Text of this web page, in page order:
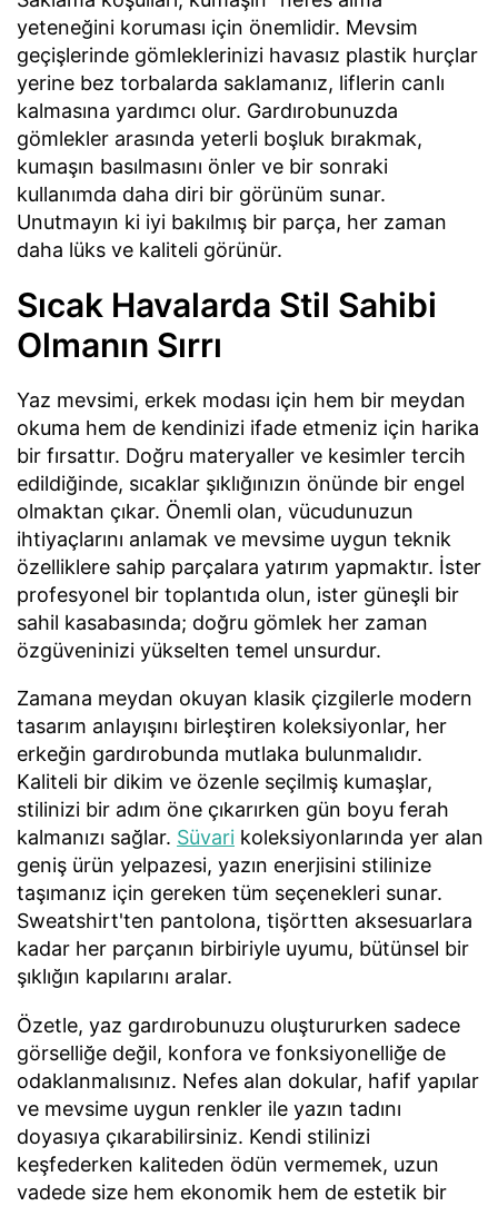
yeteneğini koruması için önemlidir. Mevsim
geçişlerinde gömleklerinizi havasız plastik hurçlar
yerine bez torbalarda saklamanız, liflerin canlı
kalmasına yardımcı olur. Gardırobunuzda
gömlekler arasında yeterli boşluk bırakmak,
kumaşın basılmasını önler ve bir sonraki
kullanımda daha diri bir görünüm sunar.
Unutmayın ki iyi bakılmış bir parça, her zaman
daha lüks ve kaliteli görünür.
Sıcak Havalarda Stil Sahibi
Olmanın Sırrı
Yaz mevsimi, erkek modası için hem bir meydan
okuma hem de kendinizi ifade etmeniz için harika
bir fırsattır. Doğru materyaller ve kesimler tercih
edildiğinde, sıcaklar şıklığınızın önünde bir engel
olmaktan çıkar. Önemli olan, vücudunuzun
ihtiyaçlarını anlamak ve mevsime uygun teknik
özelliklere sahip parçalara yatırım yapmaktır. İster
profesyonel bir toplantıda olun, ister güneşli bir
sahil kasabasında; doğru gömlek her zaman
özgüveninizi yükselten temel unsurdur.
Zamana meydan okuyan klasik çizgilerle modern
tasarım anlayışını birleştiren koleksiyonlar, her
erkeğin gardırobunda mutlaka bulunmalıdır.
Kaliteli bir dikim ve özenle seçilmiş kumaşlar,
stilinizi bir adım öne çıkarırken gün boyu ferah
kalmanızı sağlar. Süvari koleksiyonlarında yer alan
geniş ürün yelpazesi, yazın enerjisini stilinize
taşımanız için gereken tüm seçenekleri sunar.
Sweatshirt'ten pantolona, tişörtten aksesuarlara
kadar her parçanın birbiriyle uyumu, bütünsel bir
şıklığın kapılarını aralar.
Özetle, yaz gardırobunuzu oluştururken sadece
görselliğe değil, konfora ve fonksiyonelliğe de
odaklanmalısınız. Nefes alan dokular, hafif yapılar
ve mevsime uygun renkler ile yazın tadını
doyasıya çıkarabilirsiniz. Kendi stilinizi
keşfederken kaliteden ödün vermemek, uzun
vadede size hem ekonomik hem de estetik bir